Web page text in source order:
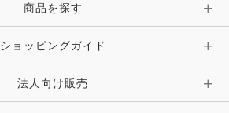
商品を探す
ショッピングガイド
法人向け販売